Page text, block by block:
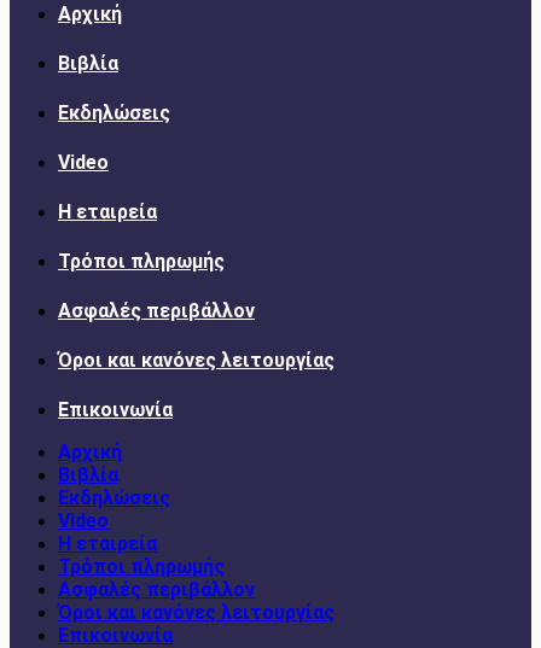
Αρχική
Βιβλία
Εκδηλώσεις
Video
Η εταιρεία
Τρόποι πληρωμής
Ασφαλές περιβάλλον
Όροι και κανόνες λειτουργίας
Επικοινωνία
Αρχική
Βιβλία
Εκδηλώσεις
Video
Η εταιρεία
Τρόποι πληρωμής
Ασφαλές περιβάλλον
Όροι και κανόνες λειτουργίας
Επικοινωνία